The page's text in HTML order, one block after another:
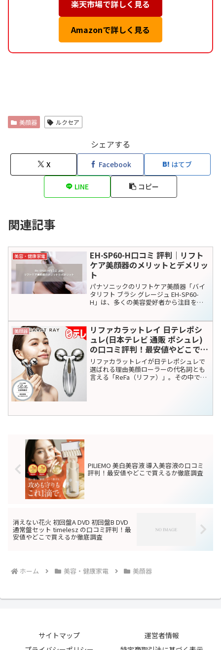
楽天市場で詳しく見る
Amazonで詳しく見る
美顔器 ルクセア
シェアする
X Facebook はてブ
LINE コピー
関連記事
美容・健康家電
EH-SP60-H口コミ 評判｜リフト
ケア美顔器のメリットとデメリッ
ト
パナソニックのリフトケア美顔器「バイ
タリフト ブラシ グレージュ EH-SP60-
H」は、多くの美容愛好者から注目を集
す。しかし、購入を検討している方にと
っては、実際の...
美顔器
リファカラットレイ 日テレポシ
ュレ(日本テレビ 通販 ポシュレ)
の口コミ評判！最安値やどこで買
えるか徹底調査
リファカラットレイが日テレポシュレで
選ばれる理由美顔ローラーの代名詞とも
言える「ReFa（リファ）」。その中でも
PILIEMO 美白美容液 導入美容液の口コミ
評判！最安値やどこで買えるか徹底調査
消えない花火 初回盤A DVD 初回盤B DVD
通常盤セット timelesz の口コミ評判！最
安値やどこで買えるか徹底調査
ホーム 美容・健康家電 美顔器
サイトマップ
運営者情報